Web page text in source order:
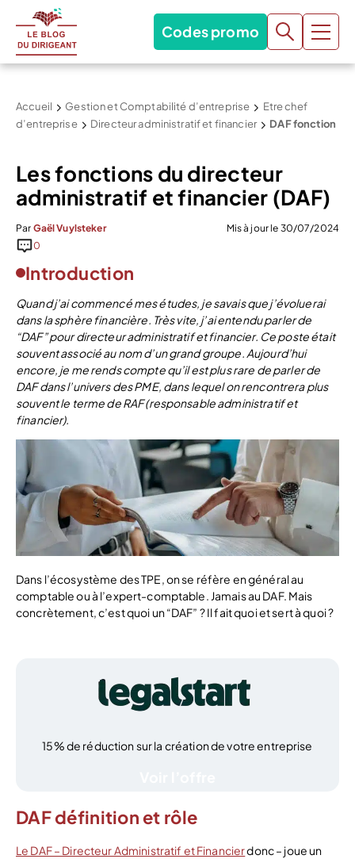
Codes promo
Accueil Gestion et Comptabilité d’entreprise
Etre chef
d’entreprise
Directeur administratif et financier DAF fonction
Les fonctions du directeur
administratif et financier (DAF)
Par Gaël Vuylsteker
Mis à jour le 30/07/2024
0
Introduction
Quand j’ai commencé mes études, je savais que j’évoluerai
dans la sphère financière. Très vite, j’ai entendu parler de
“DAF” pour directeur administratif et financier. Ce poste était
souvent associé au nom d’un grand groupe. Aujourd’hui
encore, je me rends compte qu’il est plus rare de parler de
DAF dans l’univers des PME, dans lequel on rencontrera plus
souvent le terme de RAF (responsable administratif et
financier).
Dans l’écosystème des TPE, on se réfère en général au
comptable ou à l’expert-comptable. Jamais au DAF. Mais
concrètement, c’est quoi un “DAF” ? Il fait quoi et sert à quoi ?
15% de réduction sur la création de votre entreprise
DAF définition et rôle
Le DAF – Directeur Administratif et Financierdonc – joue un